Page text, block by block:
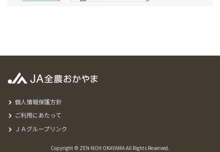
Copyright © ZEN-NOH OKAYAMA All Rights Reserved.
個人情報保護方針
ご利用にあたって
ＪＡグループリンク